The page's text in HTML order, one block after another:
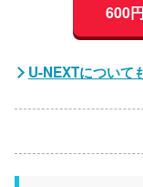
600
U-NEXTについて